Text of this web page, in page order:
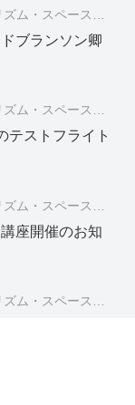
スペースツアーズ
ブランソン卿
スペースツアーズ
ストフライト
スペースツアーズ
座開催のお知
スペースツアーズ